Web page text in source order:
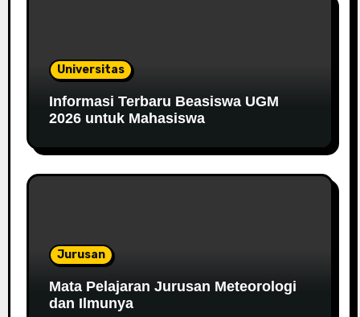
Universitas
Informasi Terbaru Beasiswa UGM
2026 untuk Mahasiswa
Jurusan
Mata Pelajaran Jurusan Meteorologi
dan Ilmunya